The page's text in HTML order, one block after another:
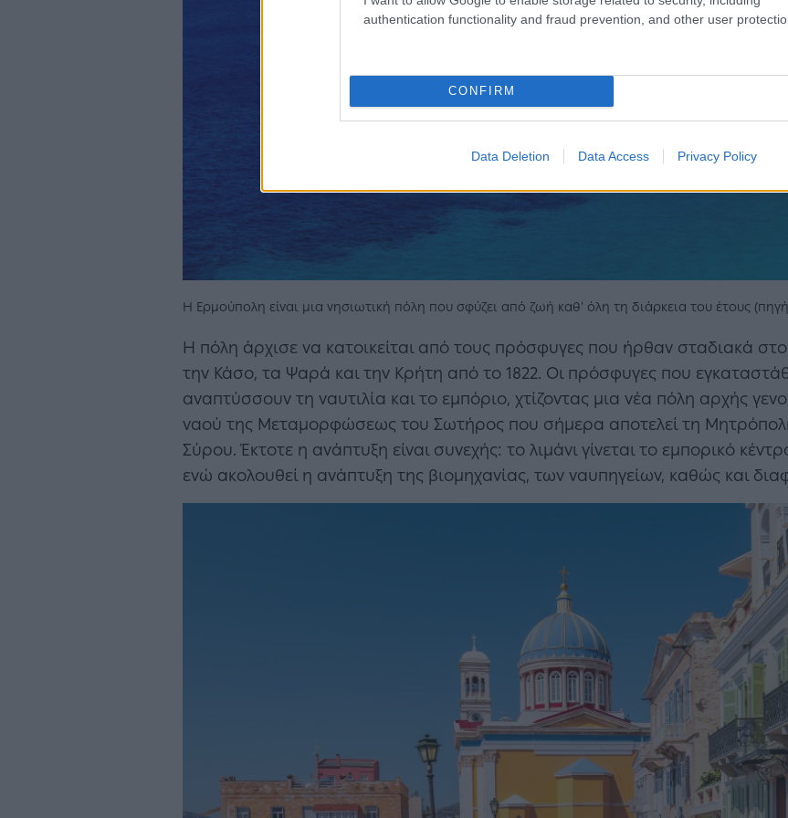
authentication functionality and fraud prevention, and other user
CONFIRM
Data Deletion Data Access Privacy Policy
Η Ερμούπολη είναι μια νησιωτική πόλη που σφύζει από ζωή καθ’ όλη τη διάρκεια του έτους
Η πόλη άρχισε να κατοικείται από τους πρόσφυγες που ήρθαν σταδιακά
την Κάσο, τα Ψαρά και την Κρήτη από το 1822. Οι πρόσφυγες που
αναπτύσσουν τη ναυτιλία και το εμπόριο, χτίζοντας μια νέα πόλη αρχής
ναού της Μεταμορφώσεως του Σωτήρος που σήμερα αποτελεί τη
Σύρου. Έκτοτε η ανάπτυξη είναι συνεχής: το λιμάνι γίνεται το εμπορικό
ενώ ακολουθεί η ανάπτυξη της βιομηχανίας, των ναυπηγείων, καθώς και